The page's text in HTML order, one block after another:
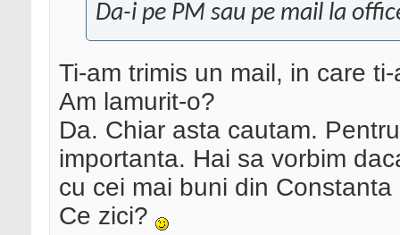
Da-i pe PM sau pe mail la
Ti-am trimis un mail, in care
Am lamurit-o?
Da. Chiar asta cautam.
importanta. Hai sa vorbim
cu cei mai buni din
Ce zici?